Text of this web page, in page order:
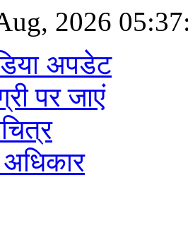
2026
अपडेट
पर जाएं